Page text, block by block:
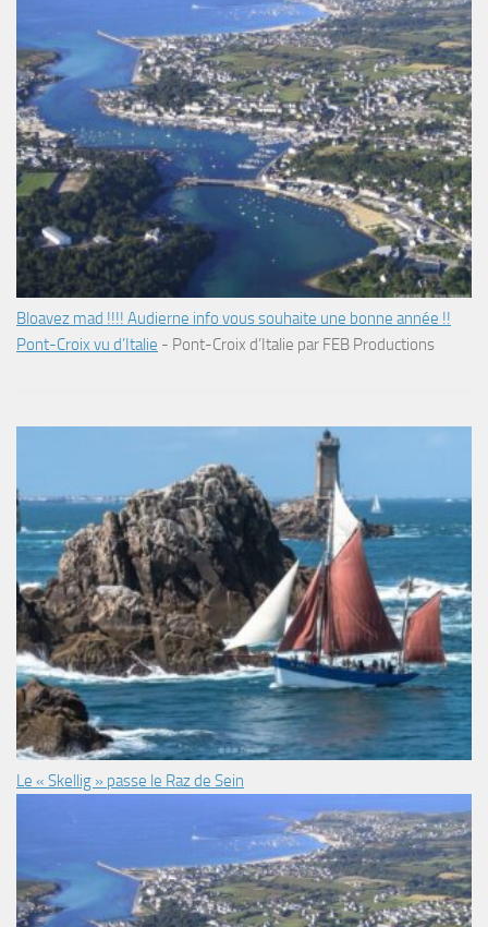
Bloavez mad !!!! Audierne info vous souhaite une bonne année !!
Pont-Croix vu d’Italie - Pont-Croix d’Italie par FEB Productions
Le « Skellig » passe le Raz de Sein